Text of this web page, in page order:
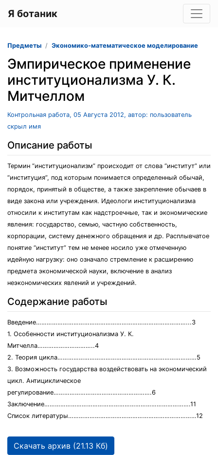
Я ботаник
Предметы Экономико-математическое моделирование
Эмпирическое применение
институционализма У. К.
Митчеллом
Контрольная работа, 05 Августа 2012, автор: пользователь
скрыл имя
Описание работы
Термин “институционализм” происходит от слова “институт” или
“институция”, под которым понимается определенный обычай,
порядок, принятый в обществе, а также закрепление обычаев в
виде закона или учреждения. Идеологи институционализма
относили к институтам как надстроечные, так и экономические
явления: государство, семью, частную собственность,
корпорации, систему денежного обращения и др. Расплывчатое
понятие “институт” тем не менее носило уже отмеченную
идейную нагрузку: оно означало стремление к расширению
предмета экономической науки, включение в анализ
неэкономических явлений и учреждений.
Содержание работы
Введение…………………………………………………………………………...3
1. Особенности институционализма У. К.
Митчелла…………………………..4
2. Теория цикла……………………………………………………………………5
3. Возможность государства воздействовать на экономический
цикл. Антициклическое
регулирование……………………………………………….6
Заключение……………………………………………………………………….11
Список литературы………………………………………………………………12
Скачать архив (21.13 Кб)